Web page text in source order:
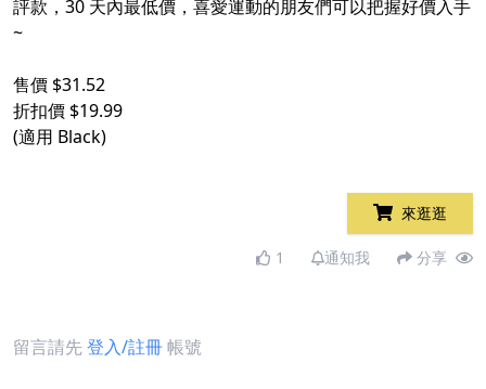
評款，30 天內最低價，喜愛運動的朋友們可以把握好價入手
~
售價 $31.52
折扣價 $19.99
(適用 Black)
來逛逛
1 通知我 分享
留言請先登入/註冊帳號